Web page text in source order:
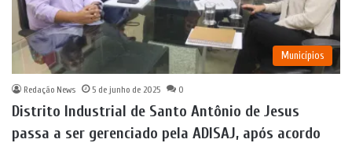
Municípios
Redação News 5 de junho de 2025 0
Distrito Industrial de Santo Antônio de Jesus
passa a ser gerenciado pela ADISAJ, após acordo